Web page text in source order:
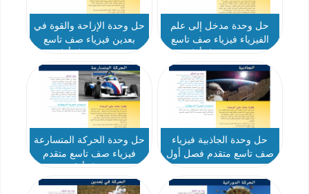
حل وحدة مدخل إلى علم
الفيزياء فيزياء صف تاسع
حل وحدة الإزاحة والقوة في
بعدين فيزياء صف تاسع
حل وحدة الجاذبية فيزياء
صف تاسع متقدم فصل أول
حل وحدة الحركة المتسارعة
فيزياء صف تاسع متقدم